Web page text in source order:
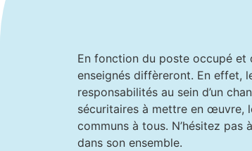
En fonction du poste occupé et
enseignés diffèreront. En effet,
responsabilités au sein d’un
sécuritaires à mettre en œuvre,
communs à tous. N’hésitez
dans son ensemble.